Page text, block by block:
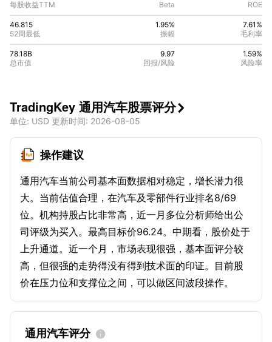
每股收益TTM
Beta
ROE
46.815
52周最低
1.95%
振幅
7.61 %
毛利率
78.18B
总市值
9.97
回报/风险
1.59%
风险率
TradingKey 通用汽车股票评分
单位: USD 更新时间: 2026-08-05
操作建议
通用汽车当前公司基本面数据相对稳定，增长潜力很
大。当前估值合理，在汽车及零部件行业排名8/69
位。机构持股占比非常高，近一月多位分析师给出公
司评级为买入。最高目标价96.24。中期看，股价处于
上升通道。近一个月，市场表现很强，基本面评分较
高，但很强的走势得没有得到技术面的印证。目前股
价在压力位和支撑位之间，可以做区间波段操作。
通用汽车评分 